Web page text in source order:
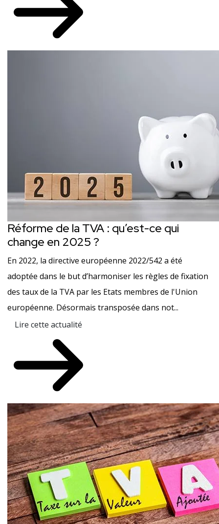
Réforme de la TVA : qu’est-ce qui
change en 2025 ?
En 2022, la directive européenne 2022/542 a été
adoptée dans le but d’harmoniser les règles de fixation
des taux de la TVA par les Etats membres de l'Union
européenne. Désormais transposée dans not...
Lire cette actualité